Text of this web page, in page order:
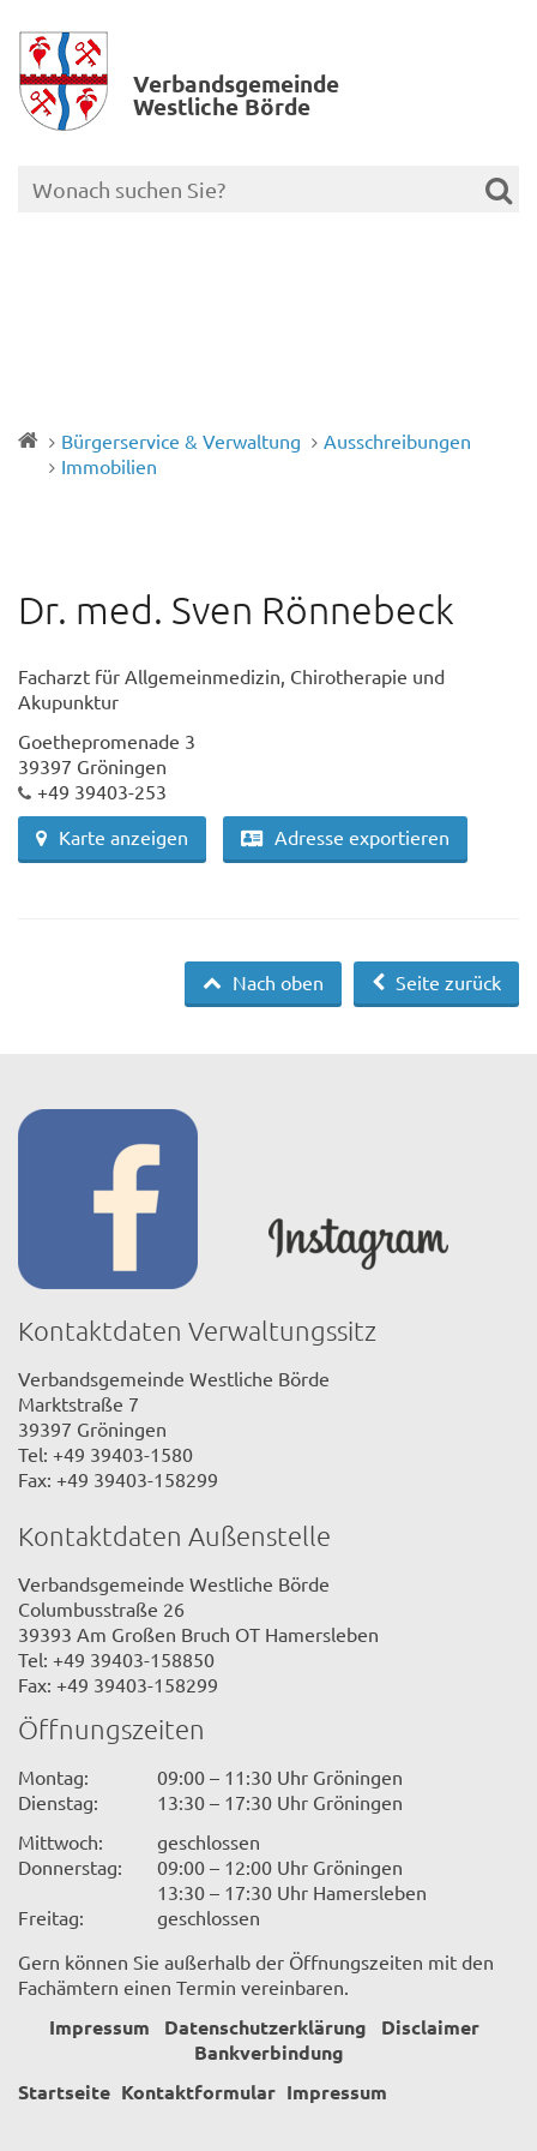
Verbands­gemeinde
Westliche Börde
Bürgerservice & Verwaltung
Ausschreibungen
Immobilien
Dr. med. Sven Rönnebeck
Facharzt für Allgemeinmedizin, Chirotherapie und
Akupunktur
Goethepromenade 3
39397 Gröningen
+49 39403-253
Karte anzeigen
Adresse exportieren
Seite zurück
Nach oben
Kontaktdaten Verwaltungssitz
Verbandsgemeinde Westliche Börde
Marktstraße 7
39397 Gröningen
Tel: +49 39403-1580
Fax: +49 39403-158299
Kontaktdaten Außenstelle
Verbandsgemeinde Westliche Börde
Columbusstraße 26
39393 Am Großen Bruch OT Hamersleben
Tel: +49 39403-158850
Fax: +49 39403-158299
Öffnungszeiten
Montag:
09:00 – 11:30 Uhr Gröningen
Dienstag:
13:30 – 17:30 Uhr Gröningen
Mittwoch:
geschlossen
Donnerstag:
09:00 – 12:00 Uhr Gröningen
13:30 – 17:30 Uhr Hamersleben
Freitag:
geschlossen
Gern können Sie außerhalb der Öffnungszeiten mit den
Fachämtern einen Termin vereinbaren.
Impressum Datenschutzerklärung
Disclaimer
Bankverbindung
Startseite Kontaktformular Impressum